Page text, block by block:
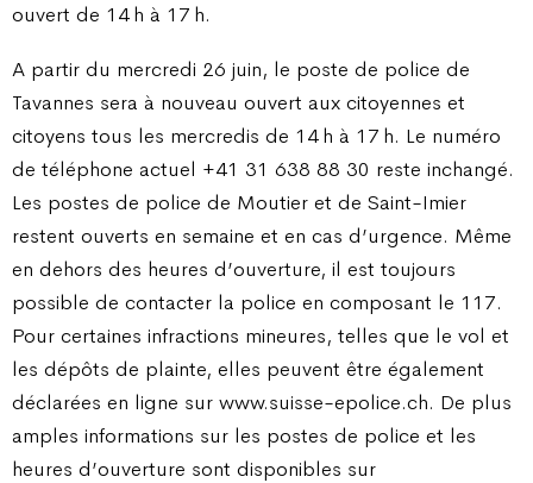
ouvert de 14 h à 17 h.
A partir du mercredi 26 juin, le poste de police de
Tavannes sera à nouveau ouvert aux citoyennes et
citoyens tous les mercredis de 14 h à 17 h. Le numéro
de téléphone actuel +41 31 638 88 30 reste inchangé.
Les postes de police de Moutier et de Saint-Imier
restent ouverts en semaine et en cas d’urgence. Même
en dehors des heures d’ouverture, il est toujours
possible de contacter la police en composant le 117.
Pour certaines infractions mineures, telles que le vol et
les dépôts de plainte, elles peuvent être également
déclarées en ligne sur www.suisse-epolice.ch. De plus
amples informations sur les postes de police et les
heures d’ouverture sont disponibles sur